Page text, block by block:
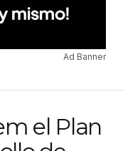
Ad Banner
el Plan